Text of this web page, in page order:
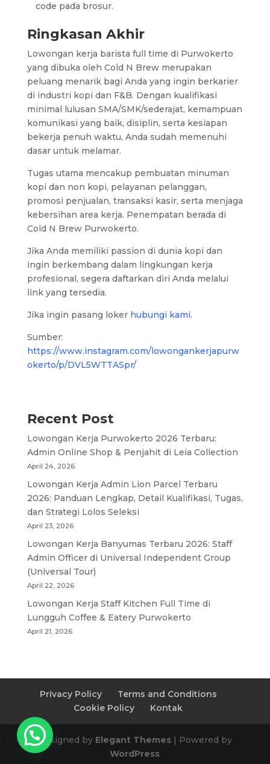
code pada brosur.
Ringkasan Akhir
Lowongan kerja barista full time di Purwokerto
yang dibuka oleh Cold N Brew merupakan
peluang menarik bagi Anda yang ingin berkarier
di industri kopi dan F&B. Dengan kualifikasi
minimal lulusan SMA/SMK/sederajat, kemampuan
komunikasi yang baik, disiplin, serta kesiapan
bekerja penuh waktu, Anda sudah memenuhi
dasar untuk melamar.
Tugas utama mencakup pembuatan minuman
kopi dan non kopi, pelayanan pelanggan,
promosi penjualan, transaksi kasir, serta menjaga
kebersihan area kerja. Penempatan berada di
Cold N Brew Purwokerto.
Jika Anda memiliki passion di dunia kopi dan
ingin berkembang dalam lingkungan kerja
profesional, segera daftarkan diri Anda melalui
link yang tersedia.
Jika ingin pasang loker hubungi kami.
Sumber:
https://www.instagram.com/lowongankerjapurw
okerto/p/DVL5WTTASpr/
Recent Post
Lowongan Kerja Purwokerto 2026 Terbaru:
Admin Online Shop & Penjahit di Leia Collection
April 24, 2026
Lowongan Kerja Admin Lion Parcel Terbaru
2026: Panduan Lengkap, Detail Kualifikasi, Tugas,
dan Strategi Lolos Seleksi
April 23, 2026
Lowongan Kerja Banyumas Terbaru 2026: Staff
Admin Officer di Universal Independent Group
(Universal Tour)
April 22, 2026
Lowongan Kerja Staff Kitchen Full Time di
Lungguh Coffee & Eatery Purwokerto
April 21, 2026
Privacy Policy
Terms and Conditions
Cookie Policy
Kontak
Designed by Elegant Themes | Powered by
WordPress